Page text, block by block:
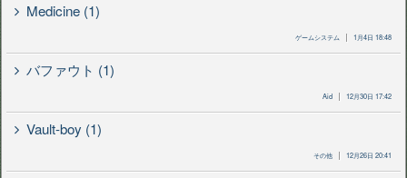
Medicine (1)
ゲームシステム 1月4日 18:48
バファウト (1)
Aid 12月30日 17:42
Vault-boy (1)
その他 12月26日 20:41